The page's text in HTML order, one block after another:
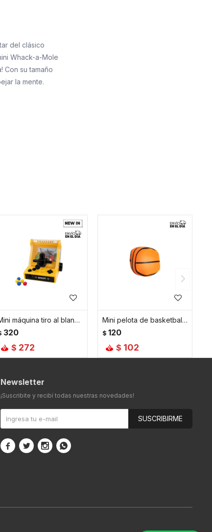
del clásico
Whack-a-Mole
Con su tamaño
la mente.
Mini máquina tiro al blanco - Amarillo
320
$ 272
Mini pelota de basketball amansalocos
$ 120
$ 102
Newsletter
¡Suscribite y recibí todas nuestras novedades!
SUSCRIBIRME
   